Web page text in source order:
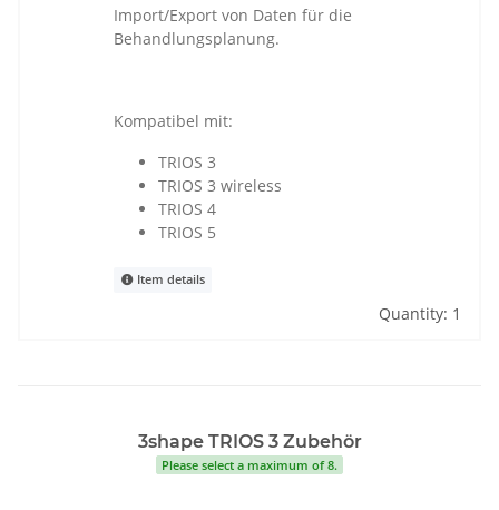
Import/Export von Daten für die
Behandlungsplanung.
Kompatibel mit:
TRIOS 3
TRIOS 3 wireless
TRIOS 4
TRIOS 5
Item details
Quantity: 1
3shape TRIOS 3 Zubehör
Please select a maximum of 8.